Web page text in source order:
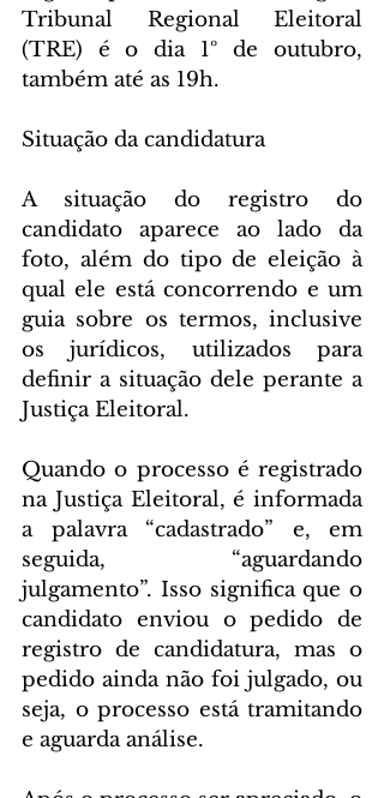
Tribunal Regional Eleitoral
(TRE) é o dia 1º de outubro,
também até as 19h.
Situação da candidatura
A situação do registro do
candidato aparece ao lado da
foto, além do tipo de eleição à
qual ele está concorrendo e um
guia sobre os termos, inclusive
os jurídicos, utilizados para
definir a situação dele perante a
Justiça Eleitoral.
Quando o processo é registrado
na Justiça Eleitoral, é informada
a palavra “cadastrado” e, em
seguida, “aguardando
julgamento”. Isso significa que o
candidato enviou o pedido de
registro de candidatura, mas o
pedido ainda não foi julgado, ou
seja, o processo está tramitando
e aguarda análise.